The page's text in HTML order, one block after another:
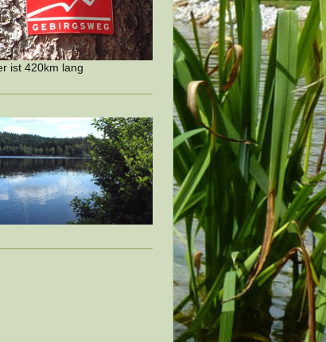
ist 420km lang